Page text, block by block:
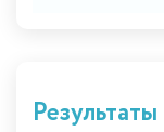
Результаты